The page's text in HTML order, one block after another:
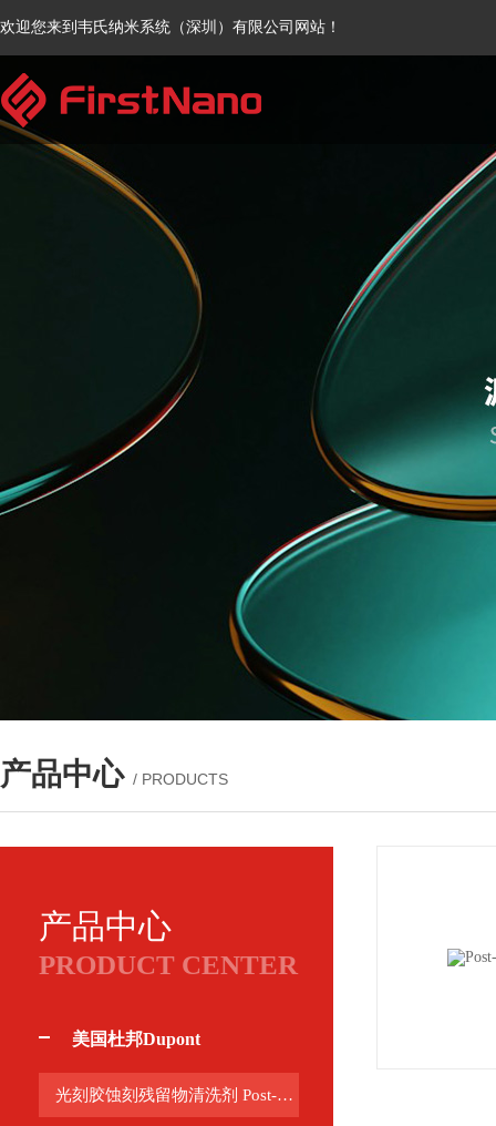
欢迎您来到韦氏纳米系统（深圳）有限公司网站！
产品中心 / PRODUCTS
产品中心
PRODUCT CENTER
美国杜邦Dupont
光刻胶蚀刻残留物清洗剂 Post-CMP Cleans